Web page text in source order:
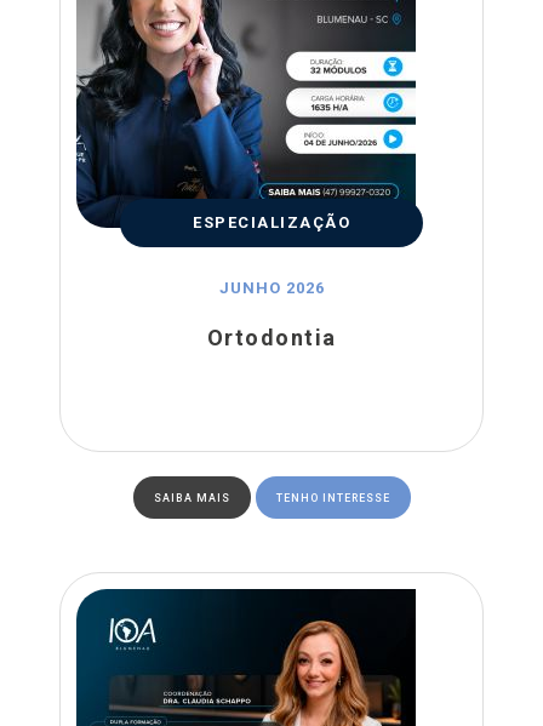
ESPECIALIZAÇÃO
JUNHO 2026
Ortodontia
SAIBA MAIS TENHO INTERESSE